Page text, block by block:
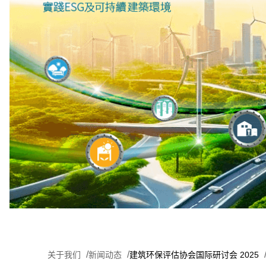
关于我们 新闻动态 建筑环保评估协会国际研讨会 2025